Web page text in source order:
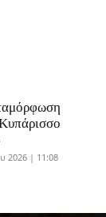
2026 | 11:08